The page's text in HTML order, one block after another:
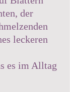
der
leckeren
es im Alltag